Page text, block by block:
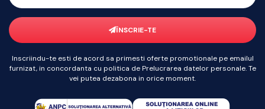
ÎNSCRIE-TE
Inscriindu-te esti de acord sa primesti oferte promotionale pe emailul
furnizat, in concordanta cu politica de Prelucrarea datelor personale. Te
vei putea dezabona in orice moment.